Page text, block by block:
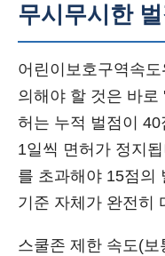
무시무시한
어린이보호구역속
의해야 할 것은 바로
허는 누적 벌점이
1일씩 면허가 정지
를 초과해야 15점의
기준 자체가 완전히
스쿨존 제한 속도(